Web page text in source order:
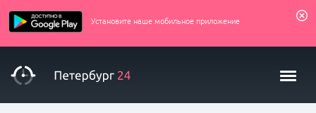
Установите наше мобильное приложение